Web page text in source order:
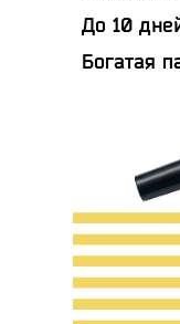
До 10
Богатая